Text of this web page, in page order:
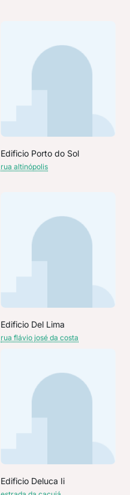
Edificio Porto do Sol
rua altinópolis
Edificio Del Lima
rua flávio josé da costa
Edificio Deluca Ii